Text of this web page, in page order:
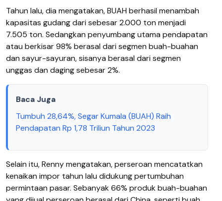
Tahun lalu, dia mengatakan, BUAH berhasil menambah
kapasitas gudang dari sebesar 2.000 ton menjadi
7.505 ton. Sedangkan penyumbang utama pendapatan
atau berkisar 98% berasal dari segmen buah-buahan
dan sayur-sayuran, sisanya berasal dari segmen
unggas dan daging sebesar 2%.
Baca Juga
Tumbuh 28,64%, Segar Kumala (BUAH) Raih
Pendapatan Rp 1,78 Triliun Tahun 2023
Selain itu, Renny mengatakan, perseroan mencatatkan
kenaikan impor tahun lalu didukung pertumbuhan
permintaan pasar. Sebanyak 66% produk buah-buahan